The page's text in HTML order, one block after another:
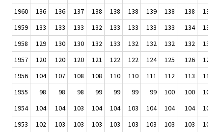
1960
136 136 137 138 138 138 139 138 138
139
1959
133 133 133 132 133 133 133 133 134
136
1958
129 130 130 132 133 132 132 132 132
132
1957
120 120 120 121 122 122 124 125 126
127
1956
104 107 108 108 110 110 111 112 113
113
1955
98 98 98 99 99 99 99 100 100
101
1954
104 104 103 104 104 103 104 104 104
104
1953
102 103 103 103 103 103 103 103 103
104